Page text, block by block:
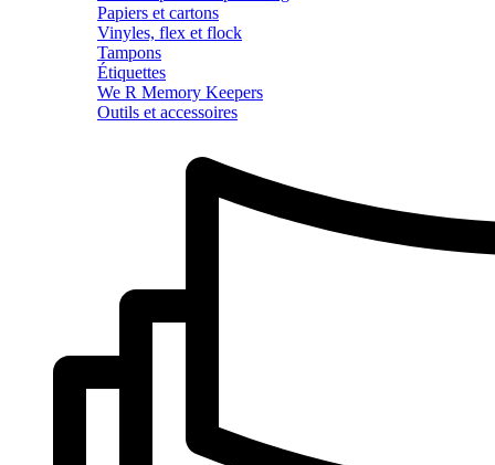
Papiers et cartons
Vinyles, flex et flock
Tampons
Étiquettes
We R Memory Keepers
Outils et accessoires